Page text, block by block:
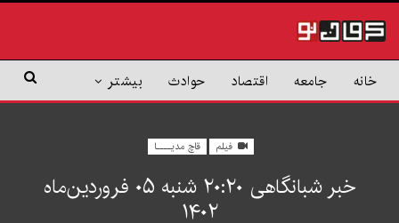
خانه جامعه اقتصاد حوادث بیشتر
فیلم قاچ مدیــــا
خبر شبانگاهی ٢۰:٢٠ شنبه ۰۵ فروردین‌ماه
۱۴۰۲